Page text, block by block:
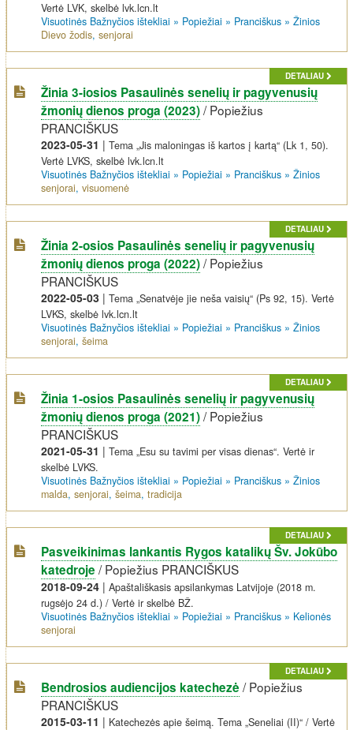
Vertė LVK, skelbė lvk.lcn.lt
Visuotinės Bažnyčios ištekliai » Popiežiai » Pranciškus »Žinios
Dievo žodis,senjorai
DETALIAU
Žinia 3-iosios Pasaulinės senelių ir pagyvenusių
žmonių dienos proga (2023)/Popiežius
PRANCIŠKUS
2023-05-31 |Tema „Jis maloningas iš kartos į kartą“ (Lk 1, 50).
Vertė LVKS, skelbė lvk.lcn.lt
Visuotinės Bažnyčios ištekliai » Popiežiai » Pranciškus »Žinios
senjorai,visuomenė
DETALIAU
Žinia 2-osios Pasaulinės senelių ir pagyvenusių
žmonių dienos proga (2022)/Popiežius
PRANCIŠKUS
2022-05-03 |Tema „Senatvėje jie neša vaisių“ (Ps 92, 15). Vertė
LVKS, skelbė lvk.lcn.lt
Visuotinės Bažnyčios ištekliai » Popiežiai » Pranciškus »Žinios
senjorai,šeima
DETALIAU
Žinia 1-osios Pasaulinės senelių ir pagyvenusių
žmonių dienos proga (2021)/Popiežius
PRANCIŠKUS
2021-05-31 |Tema „Esu su tavimi per visas dienas“. Vertė ir
skelbė LVKS.
Visuotinės Bažnyčios ištekliai » Popiežiai » Pranciškus »Žinios
malda,senjorai,šeima,tradicija
DETALIAU
Pasveikinimas lankantis Rygos katalikų Šv. Jokūbo
katedroje /Popiežius PRANCIŠKUS
2018-09-24 |Apaštališkasis apsilankymas Latvijoje (2018 m.
rugsėjo 24 d.) / Vertė ir skelbė BŽ.
Visuotinės Bažnyčios ištekliai » Popiežiai » Pranciškus » Kelionės
senjorai
DETALIAU
Bendrosios audiencijos katechezė /Popiežius
PRANCIŠKUS
2015-03-11 | Katechezės apie šeimą. Tema „Seneliai (II)“ / Vertė